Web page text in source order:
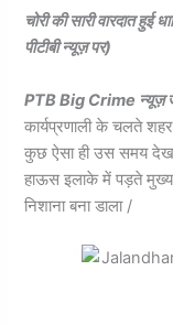
चोरी की सारी वारदात
पीटीबी न्यूज़ पर)
PTB Big Crime न्यूज़
कार्यप्रणाली के चलते
कुछ ऐसा ही उस समय
हाऊस इलाके में पड़ते मुख्य
निशाना बना डाला /